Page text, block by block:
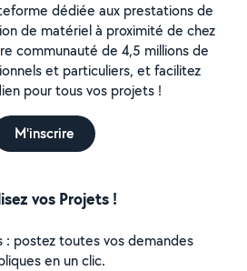
dédiée aux prestations de
de matériel à proximité de chez
communauté de 4,5 millions de
et particuliers, et facilitez
pour tous vos projets !
M'inscrire
vos Projets !
: postez toutes vos demandes
en un clic.